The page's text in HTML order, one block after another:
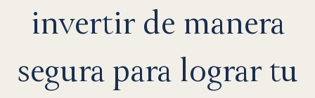
invertir de manera
segura para lograr tu